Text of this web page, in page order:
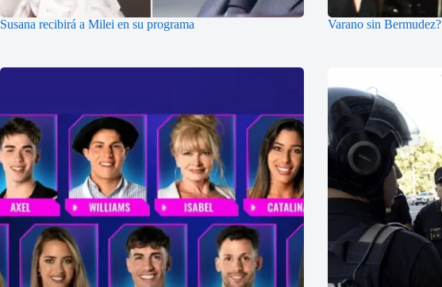
Susana recibirá a Milei en su programa Varano sin Bermudez?